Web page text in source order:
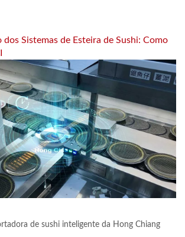
Sistemas de Esteira de Sushi: Como
de sushi inteligente da Hong Chiang